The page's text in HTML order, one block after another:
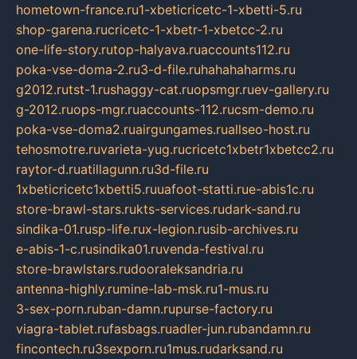
hometown-france.ru1-xbeticricetc-1-xbetti-5.ru
shop-garena.rucricetc-1-xbetr-1-xbetcc-2.ru
one-life-story.rutop-halyava.ruaccounts112.ru
poka-vse-doma-2.ru3-d-file.ruhahahaharms.ru
g2012.rutst-1.rushaggy-cat.ruopsmgr.ruev-gallery.ru
g-2012.ruops-mgr.ruaccounts-112.rucsm-demo.ru
poka-vse-doma2.ruairgungames.ruallseo-host.ru
tehosmotre.ruvarieta-yug.rucricetc1xbetr1xbetcc2.ru
raytor-d.ruatillagunn.ru3d-file.ru
1xbeticricetc1xbetti5.ruuafoot-statti.rue-abis1c.ru
store-brawl-stars.rukts-services.rudark-sand.ru
sindika-01.rusp-life.rux-legion.rusib-archives.ru
e-abis-1-c.rusindika01.ruvenda-festival.ru
store-brawlstars.rudooraleksandria.ru
antenna-highly.rumine-lab-msk.ru1-mus.ru
3-sex-porn.ruban-damn.rupurse-factory.ru
viagra-tablet.rufasbags.ruadler-jun.rubandamn.ru
fincontech.ru3sexporn.ru1mus.rudarksand.ru